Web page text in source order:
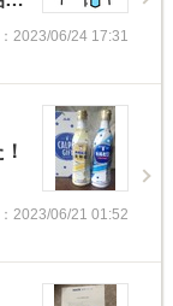
2023/06/24 17:31
2023/06/21 01:52